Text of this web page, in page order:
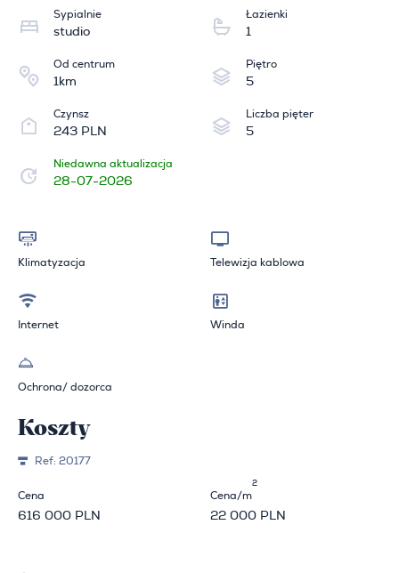
Sypialnie
studio
Łazienki
1
Od centrum
1km
Piętro
5
Czynsz
243 PLN
Liczba pięter
5
Niedawna aktualizacja
28-07-2026
Klimatyzacja Telewizja kablowa
Internet Winda
Ochrona/ dozorca
Koszty
Ref: 20177
Cena
616 000 PLN
Cena/m
2
22 000 PLN